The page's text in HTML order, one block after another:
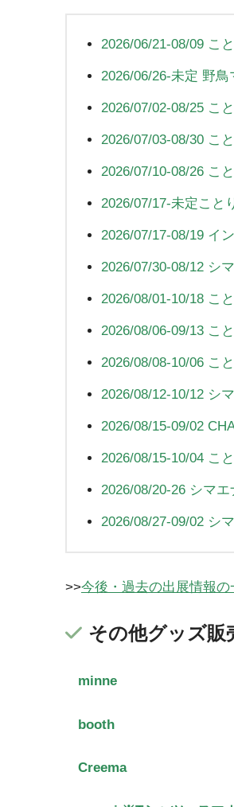
2026/06/21-08/09 こ
2026/06/26-未定 野
2026/07/02-08/25 こ
2026/07/03-08/30 こ
2026/07/10-08/26 こ
2026/07/17-未定こと
2026/07/17-08/19 イ
2026/07/30-08/12 シ
2026/08/01-10/18 こ
2026/08/06-09/13 こ
2026/08/08-10/06 こ
2026/08/12-10/12 シ
2026/08/15-09/02
2026/08/15-10/04 こ
2026/08/20-26 シマ
2026/08/27-09/02 シ
>>今後・過去の出展情報の
その他グッズ販
minne
booth
Creema